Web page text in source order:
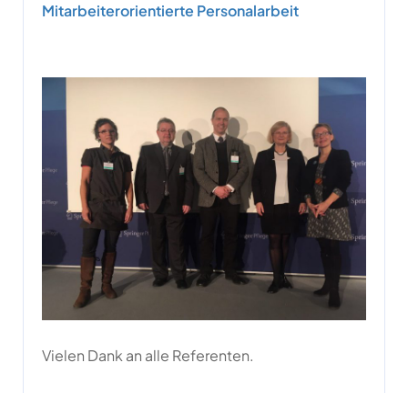
Mitarbeiterorientierte Personalarbeit
Vielen Dank an alle Referenten.